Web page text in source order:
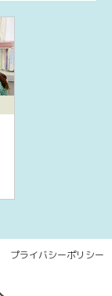
プライバシーポリシー